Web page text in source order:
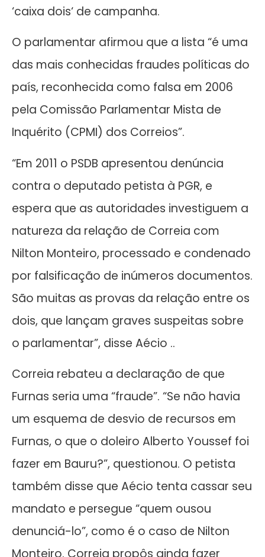
‘caixa dois‘ de campanha.
O parlamentar afirmou que a lista “é uma
das mais conhecidas fraudes políticas do
país, reconhecida como falsa em 2006
pela Comissão Parlamentar Mista de
Inquérito (CPMI) dos Correios”.
“Em 2011 o PSDB apresentou denúncia
contra o deputado petista à PGR, e
espera que as autoridades investiguem a
natureza da relação de Correia com
Nilton Monteiro, processado e condenado
por falsificação de inúmeros documentos.
São muitas as provas da relação entre os
dois, que lançam graves suspeitas sobre
o parlamentar”, disse Aécio ..
Correia rebateu a declaração de que
Furnas seria uma “fraude”. “Se não havia
um esquema de desvio de recursos em
Furnas, o que o doleiro Alberto Youssef foi
fazer em Bauru?”, questionou. O petista
também disse que Aécio tenta cassar seu
mandato e persegue “quem ousou
denunciá-lo”, como é o caso de Nilton
Monteiro. Correia propôs ainda fazer